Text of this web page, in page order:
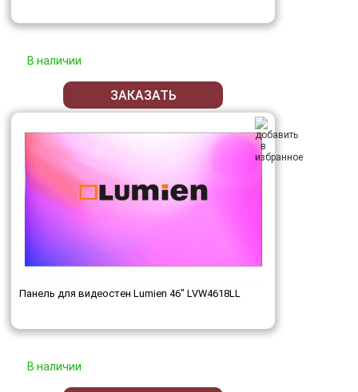
В наличии
ЗАКАЗАТЬ
Панель для видеостен Lumien 46" LVW4618LL
В наличии